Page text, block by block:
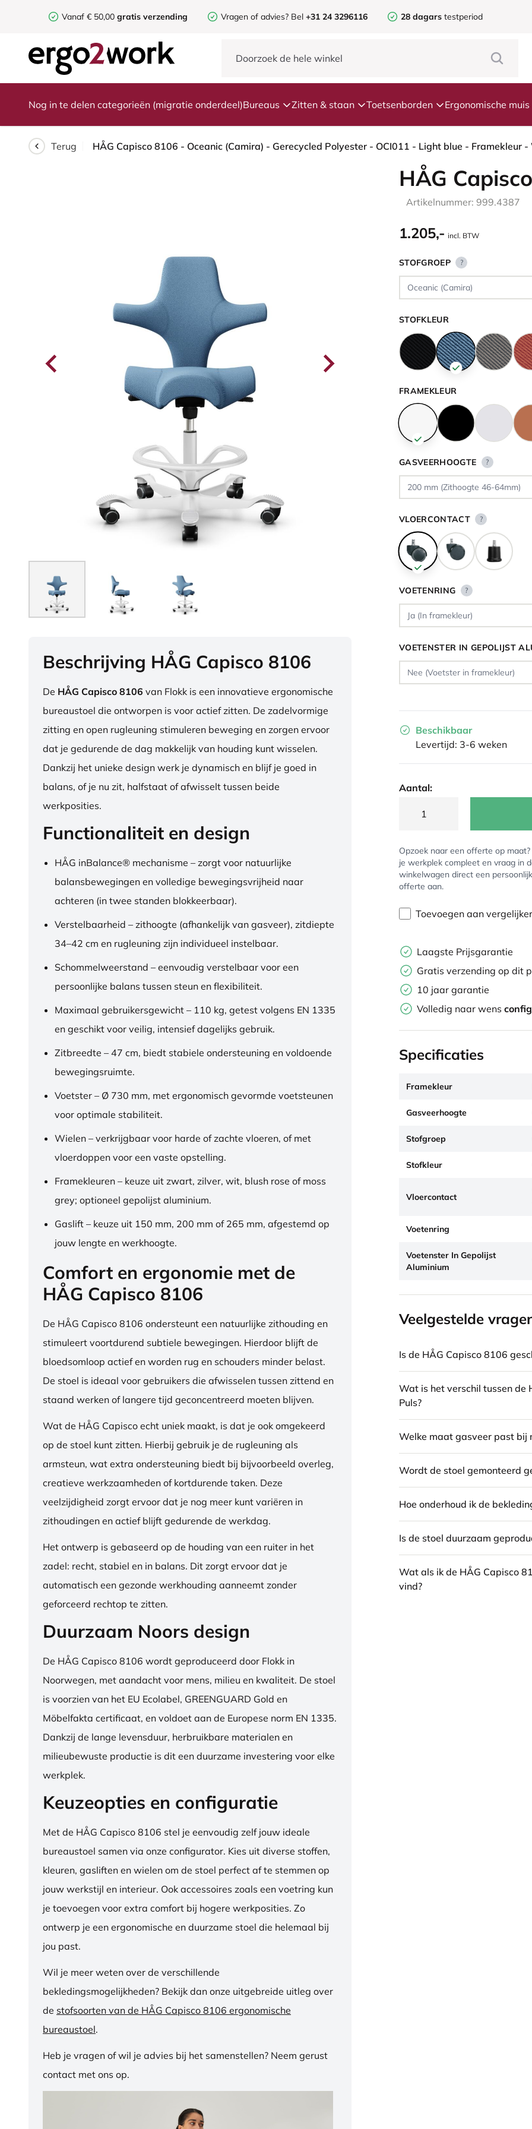
Vanaf € 50,00 gratis verzending Vragen of advies? Bel +31 24 3296116 28 dagars testperiod
Nog in te delen categorieën (migratie onderdeel)Bureaus Zitten & staan Toetsenborden Ergonomische muis
Terug
Beschrijving HÅG Capisco 8106
De HÅG Capisco 8106 van Flokk is een innovatieve ergonomische
bureaustoel die ontworpen is voor actief zitten. De zadelvormige
zitting en open rugleuning stimuleren beweging en zorgen ervoor
dat je gedurende de dag makkelijk van houding kunt wisselen.
Dankzij het unieke design werk je dynamisch en blijf je goed in
balans, of je nu zit, halfstaat of afwisselt tussen beide
werkposities.
Functionaliteit en design
HÅG inBalance® mechanisme – zorgt voor natuurlijke
balansbewegingen en volledige bewegingsvrijheid naar
achteren (in twee standen blokkeerbaar).
Verstelbaarheid – zithoogte (afhankelijk van gasveer), zitdiepte
34–42 cm en rugleuning zijn individueel instelbaar.
Schommelweerstand – eenvoudig verstelbaar voor een
persoonlijke balans tussen steun en flexibiliteit.
Maximaal gebruikersgewicht – 110 kg, getest volgens EN 1335
en geschikt voor veilig, intensief dagelijks gebruik.
Zitbreedte – 47 cm, biedt stabiele ondersteuning en voldoende
bewegingsruimte.
Voetster – Ø 730 mm, met ergonomisch gevormde voetsteunen
voor optimale stabiliteit.
Wielen – verkrijgbaar voor harde of zachte vloeren, of met
vloerdoppen voor een vaste opstelling.
Framekleuren – keuze uit zwart, zilver, wit, blush rose of moss
grey; optioneel gepolijst aluminium.
Gaslift – keuze uit 150 mm, 200 mm of 265 mm, afgestemd op
jouw lengte en werkhoogte.
Comfort en ergonomie met de
HÅG Capisco 8106
De HÅG Capisco 8106 ondersteunt een natuurlijke zithouding en
stimuleert voortdurend subtiele bewegingen. Hierdoor blijft de
bloedsomloop actief en worden rug en schouders minder belast.
De stoel is ideaal voor gebruikers die afwisselen tussen zittend en
staand werken of langere tijd geconcentreerd moeten blijven.
Wat de HÅG Capisco echt uniek maakt, is dat je ook omgekeerd
op de stoel kunt zitten. Hierbij gebruik je de rugleuning als
armsteun, wat extra ondersteuning biedt bij bijvoorbeeld overleg,
creatieve werkzaamheden of kortdurende taken. Deze
veelzijdigheid zorgt ervoor dat je nog meer kunt variëren in
zithoudingen en actief blijft gedurende de werkdag.
Het ontwerp is gebaseerd op de houding van een ruiter in het
zadel: recht, stabiel en in balans. Dit zorgt ervoor dat je
automatisch een gezonde werkhouding aanneemt zonder
geforceerd rechtop te zitten.
Duurzaam Noors design
De HÅG Capisco 8106 wordt geproduceerd door Flokk in
Noorwegen, met aandacht voor mens, milieu en kwaliteit. De stoel
is voorzien van het EU Ecolabel, GREENGUARD Gold en
Möbelfakta certificaat, en voldoet aan de Europese norm EN 1335.
Dankzij de lange levensduur, herbruikbare materialen en
milieubewuste productie is dit een duurzame investering voor elke
werkplek.
Keuzeopties en configuratie
Met de HÅG Capisco 8106 stel je eenvoudig zelf jouw ideale
bureaustoel samen via onze configurator. Kies uit diverse stoffen,
kleuren, gasliften en wielen om de stoel perfect af te stemmen op
jouw werkstijl en interieur. Ook accessoires zoals een voetring kun
je toevoegen voor extra comfort bij hogere werkposities. Zo
ontwerp je een ergonomische en duurzame stoel die helemaal bij
jou past.
Wil je meer weten over de verschillende
bekledingsmogelijkheden? Bekijk dan onze uitgebreide uitleg over
de stofsoorten van de HÅG Capisco 8106 ergonomische
bureaustoel.
Heb je vragen of wil je advies bij het samenstellen? Neem gerust
contact met ons op.
HÅG
Artikelnummer: 999.4387
1.205,- incl. BTW
STOFGROEP ?
STOFKLEUR
FRAMEKLEUR
GASVEERHOOGTE ?
VLOERCONTACT ?
VOETENRING ?
VOETENSTER IN GEPOLIJST
Beschikbaar
Levertijd: 3-6 weken
Aantal:
Opzoek naar een offerte op
je werkplek compleet en vraag in
winkelwagen direct een
offerte aan.
Toevoegen aan vergelijker
Laagste Prijsgarantie
Gratis verzending op dit
10 jaar garantie
Volledig naar wens
Specificaties
Framekleur
Gasveerhoogte
Stofgroep
Stofkleur
Vloercontact
Voetenring
Voetenster In Gepolijst
Aluminium
Veelgestelde
Is de HÅG Capisco 8106
Wat is het verschil tussen de
Puls?
Welke maat gasveer past bij
Wordt de stoel gemonteerd
Hoe onderhoud ik de
Is de stoel duurzaam
Wat als ik de HÅG Capisco
vind?